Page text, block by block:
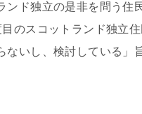
ンド独立の是非を問う住
のスコットランド独立
ないし、検討している」